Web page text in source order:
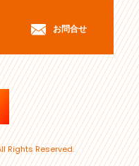
お問合せ
Rights Reserved.